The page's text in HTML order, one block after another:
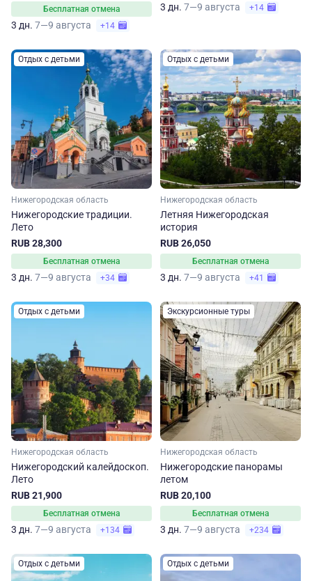
Бесплатная отмена
3 дн. 7—9 августа +14
3 дн. 7—9 августа +14
Отдых с детьми
Нижегородская область
Нижегородские традиции.
Лето
RUB 28,300
Бесплатная отмена
3 дн. 7—9 августа +34
Отдых с детьми
Нижегородская область
Летняя Нижегородская
история
RUB 26,050
Бесплатная отмена
3 дн. 7—9 августа +41
Отдых с детьми
Нижегородская область
Нижегородский калейдоскоп.
Лето
RUB 21,900
Бесплатная отмена
3 дн. 7—9 августа +134
Экскурсионные туры
Нижегородская область
Нижегородские панорамы
летом
RUB 20,100
Бесплатная отмена
3 дн. 7—9 августа +234
Отдых с детьми Отдых с детьми